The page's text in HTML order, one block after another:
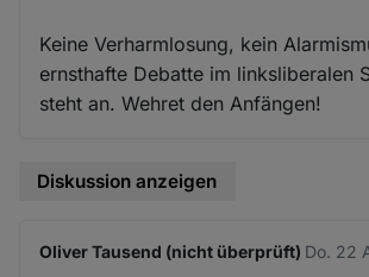
Keine Verharmlosung, kein
ernsthafte Debatte im linksliberalen
steht an. Wehret den Anfängen!
Diskussion anzeigen
Oliver Tausend (nicht überprüft) Do. 22